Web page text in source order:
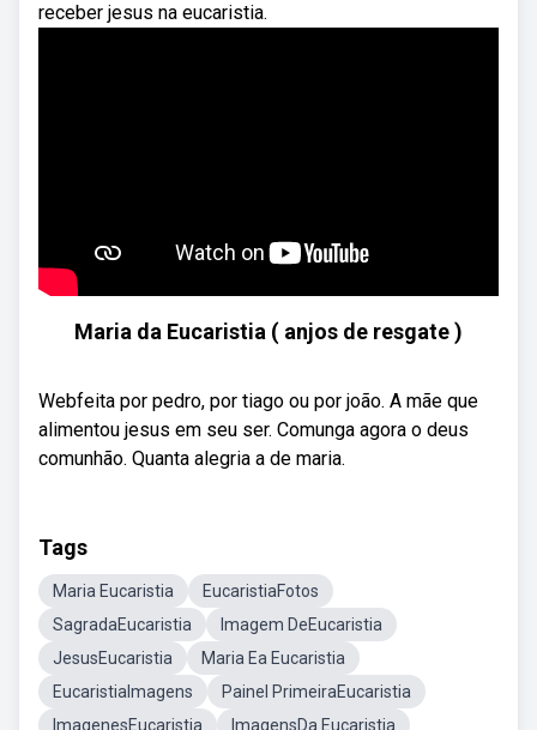
receber jesus na eucaristia.
Maria da Eucaristia ( anjos de resgate )
Webfeita por pedro, por tiago ou por joão. A mãe que
alimentou jesus em seu ser. Comunga agora o deus
comunhão. Quanta alegria a de maria.
Tags
Maria Eucaristia
EucaristiaFotos
SagradaEucaristia
Imagem DeEucaristia
JesusEucaristia
Maria Ea Eucaristia
EucaristiaImagens
Painel PrimeiraEucaristia
ImagenesEucaristia
ImagensDa Eucaristia